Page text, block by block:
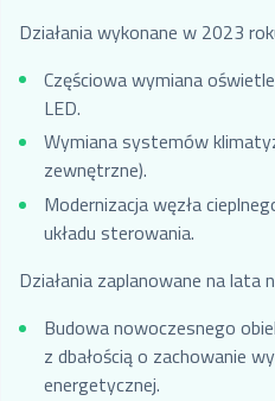
Działania wykonane w 2023
Częściowa wymiana
LED.
Wymiana systemów
zewnętrzne).
Modernizacja węzła
układu sterowania.
Działania zaplanowane na lata
Budowa nowoczesnego
z dbałością o zachowanie
energetycznej.